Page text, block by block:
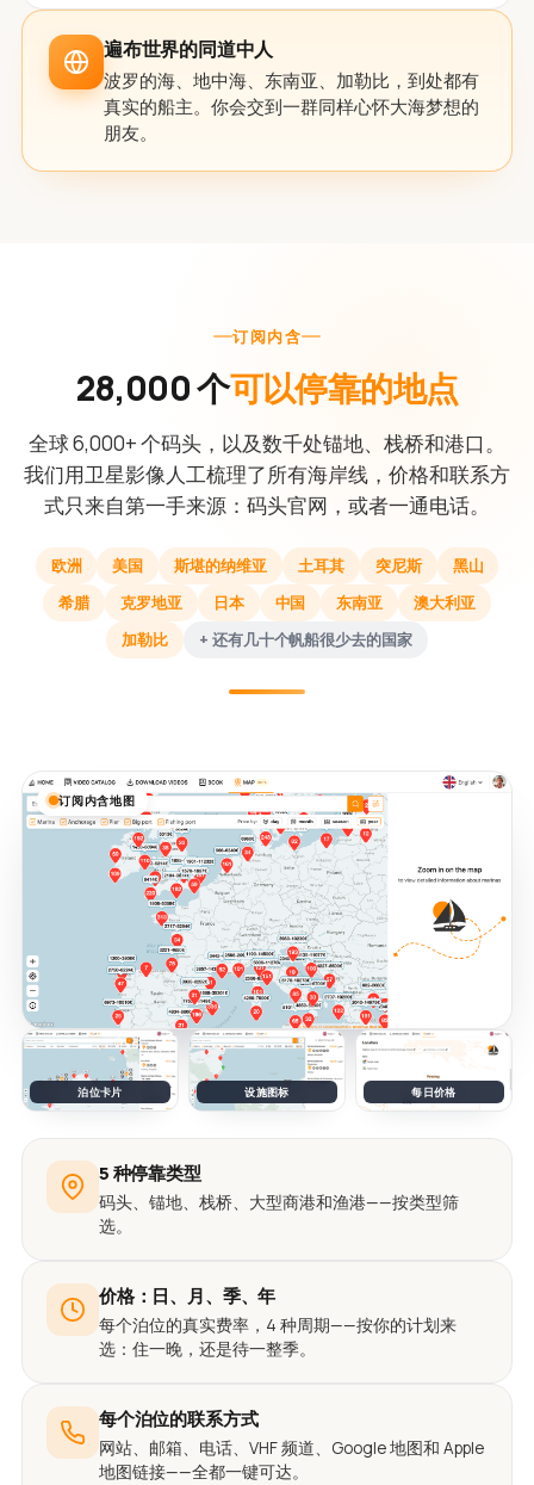
遍布世界的同道中人
波罗的海、地中海、东南亚、加勒比，到处都有
真实的船主。你会交到一群同样心怀大海梦想的
朋友。
订阅内含
28,000 个可以停靠的地点
全球 6,000+ 个码头，以及数千处锚地、栈桥和港口。
我们用卫星影像人工梳理了所有海岸线，价格和联系方
式只来自第一手来源：码头官网，或者一通电话。
欧洲 美国 斯堪的纳维亚 土耳其 突尼斯
黑山
希腊
克罗地亚 日本 中国 东南亚
澳大利亚
加勒比
+ 还有几十个帆船很少去的国家
订阅内含地图
泊位卡片 设施图标 每日价格
5 种停靠类型
码头、锚地、栈桥、大型商港和渔港——按类型筛
选。
价格：日、月、季、年
每个泊位的真实费率，4 种周期——按你的计划来
选：住一晚，还是待一整季。
每个泊位的联系方式
网站、邮箱、电话、VHF 频道、Google 地图和 Apple
地图链接——全都一键可达。